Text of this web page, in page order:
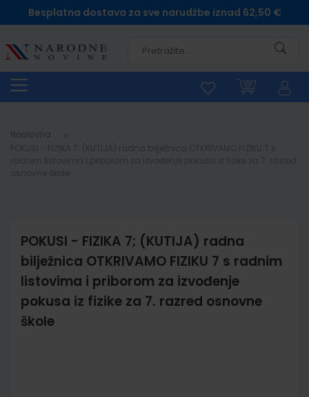
Besplatna dostava za sve narudžbe iznad 62,50 €
Naslovna
POKUSI - FIZIKA 7; (KUTIJA) radna
bilježnica OTKRIVAMO FIZIKU 7 s radnim
listovima i priborom za izvođenje
pokusa iz fizike za 7. razred osnovne
škole